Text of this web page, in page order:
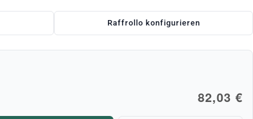
Raffrollo konfigurieren
82,03 €